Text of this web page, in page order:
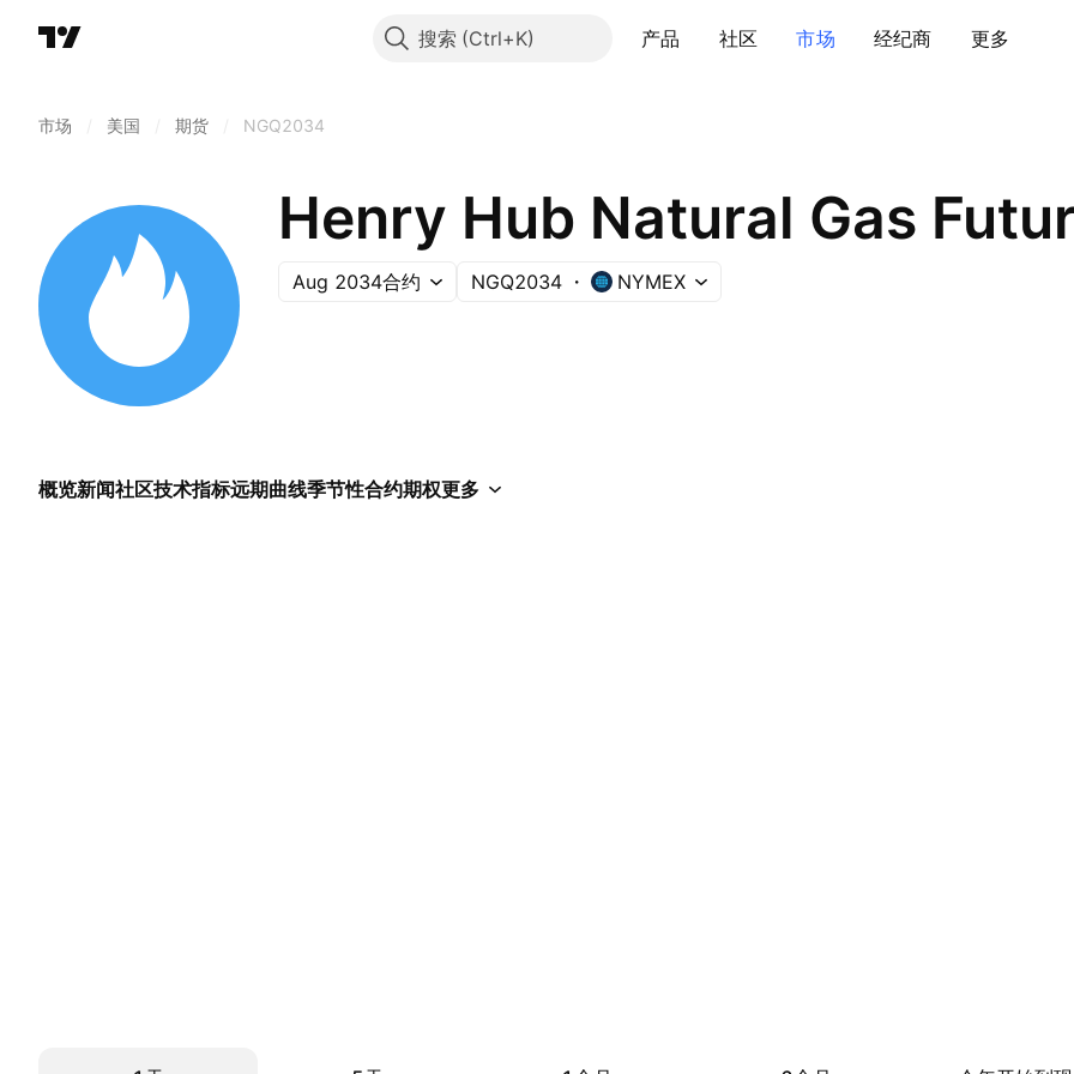
搜索 产品 社区 市场 经纪商 更多
市场 美国 期货 NGQ2034
Henry Hub Natural Gas
Aug 2034合约 NGQ2034 NYMEX
概览新闻社区技术指标远期曲线季节性合约期权更多